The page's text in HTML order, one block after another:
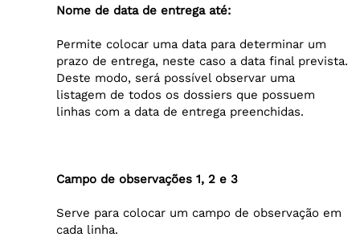
Nome de data de entrega até:
Permite colocar uma data para determinar um
prazo de entrega, neste caso a data final prevista.
Deste modo, será possível observar uma
listagem de todos os dossiers que possuem
linhas com a data de entrega preenchidas.
Campo de observações 1, 2 e 3
Serve para colocar um campo de observação em
cada linha.